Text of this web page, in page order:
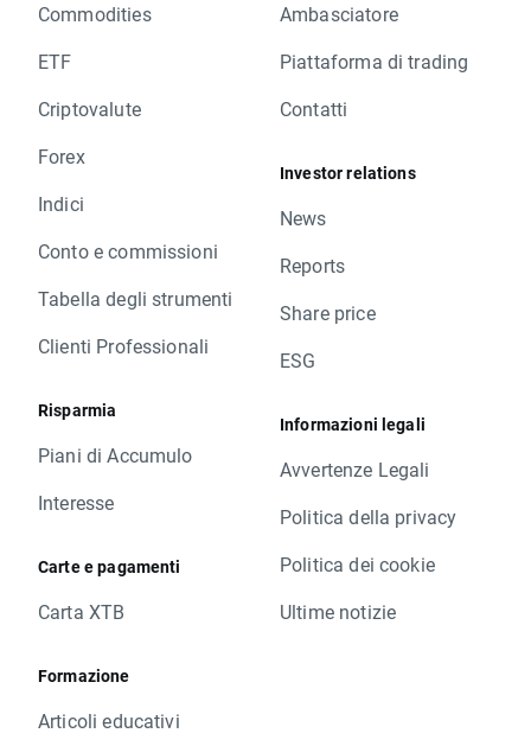
Commodities
ETF
Criptovalute
Forex
Indici
Conto e commissioni
Tabella degli strumenti
Clienti Professionali
Risparmia
Piani di Accumulo
Interesse
Carte e pagamenti
Carta XTB
Formazione
Articoli educativi
Ambasciatore
Piattaforma di trading
Contatti
Investor relations
News
Reports
Share price
ESG
Informazioni legali
Avvertenze Legali
Politica della privacy
Politica dei cookie
Ultime notizie